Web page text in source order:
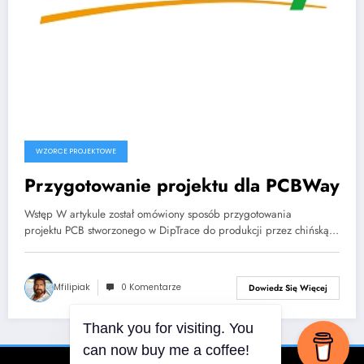
WZORCE PROJEKTOWE
Przygotowanie projektu dla PCBWay
Wstęp W artykule został omówiony sposób przygotowania
projektu PCB stworzonego w DipTrace do produkcji przez chińską…
Mfilipiak 0 Komentarze Dowiedz Się Więcej
Thank you for visiting. You
can now buy me a coffee!